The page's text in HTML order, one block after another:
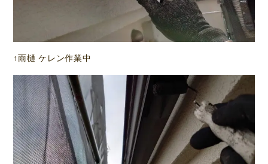
↑雨樋 ケレン作業中